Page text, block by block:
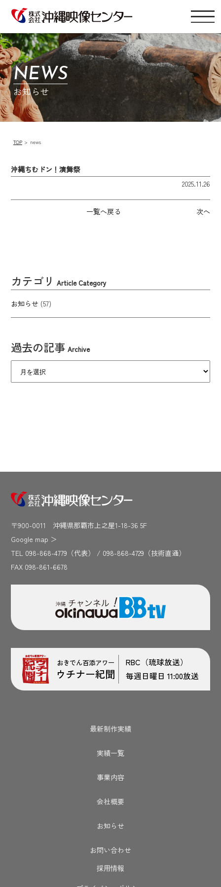
NEWS
お知らせ
TOP news
沖縄ちむドン！演舞祭
2025.11.26
一覧へ戻る 次へ
カテゴリ Article Category
お知らせ (57)
過去の記事 Archive
〒900-0011 沖縄県那覇市上之屋1-18-36 5F
Google map ＞
TEL 098-868-4779（代表） / 098-868-4729（技術直通）
FAX 098-861-6678
おきでん百添アワー
ウチナー紀聞
RBC（琉球放送）
毎週日曜日 11:00放送
最新制作実績
実績一覧
事業内容
会社概要
お知らせ
お問い合わせ
採用情報